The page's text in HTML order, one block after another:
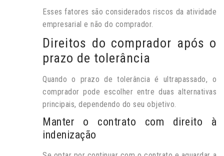
Esses fatores são considerados riscos da atividade
empresarial e não do comprador.
Direitos do comprador após o
prazo de tolerância
Quando o prazo de tolerância é ultrapassado, o
comprador pode escolher entre duas alternativas
principais, dependendo do seu objetivo.
Manter o contrato com direito à
indenização